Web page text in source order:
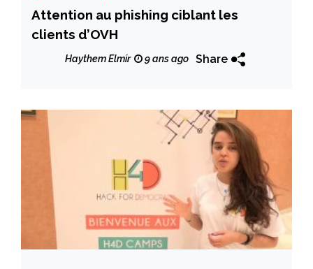
Attention au phishing ciblant les
clients d’OVH
Haythem Elmir 9 ans ago Share